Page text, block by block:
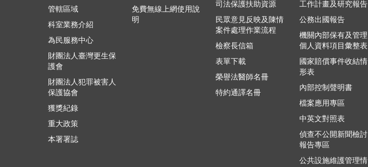
管轄區域
科室業務介紹
為民服務中心
財團法人臺灣更生保
護會
財團法人犯罪被害人
保護協會
獲獎紀錄
重大政策
本署署誌
免費無線上網使用說
明
司法保護扶助資源
民眾意見反映及陳情
案件處理作業流程
檢察長信箱
表單下載
榮譽法醫師名冊
特約通譯名冊
工作計畫及研究報告
公務出國報告
機關內部保有及管理
個人資料項目彙整表
國家賠償事件收結情
形表
內部控制聲明書
檔案應用專區
中英文對照表
偵查不公開新聞檢討
報告專區
公共設施維護管理情